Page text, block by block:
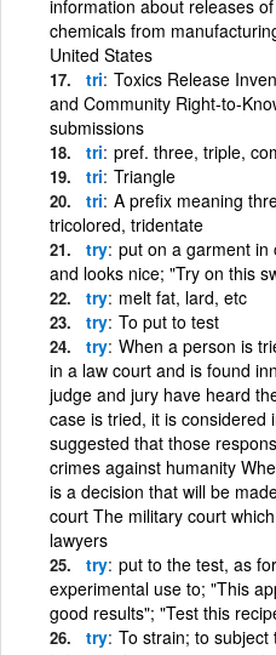
information about releases
chemicals from
United States
tri Toxics Release
and Community Right-to-
submissions
tri pref. three, triple,
tri Triangle
tri A prefix meaning
tricolored, tridentate
try put on a garment in
and looks nice; "Try on this
try melt fat, lard, etc
try To put to test
try When a person is
in a law court and is found
judge and jury have heard
case is tried, it is considered
suggested that those
crimes against humanity
is a decision that will be
court The military court
lawyers
try put to the test, as
experimental use to; "This
good results"; "Test this
try To strain; to